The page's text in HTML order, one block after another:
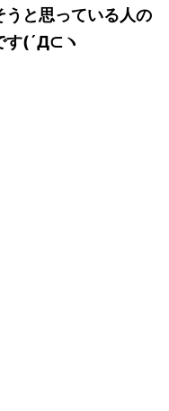
うと思っている人の
す(´Д⊂ヽ